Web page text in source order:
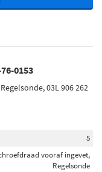
0153
03L 906 262
5
vooraf ingevet,
Regelsonde